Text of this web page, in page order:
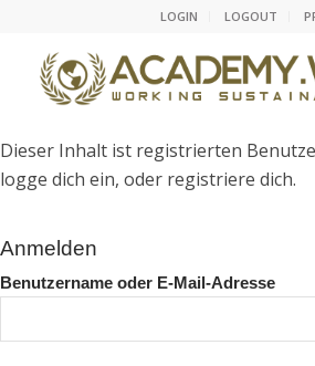
LOGIN LOGOUT
Dieser Inhalt ist registrierten
logge dich ein, oder registriere dich.
Anmelden
Benutzername oder E-Mail-Adresse